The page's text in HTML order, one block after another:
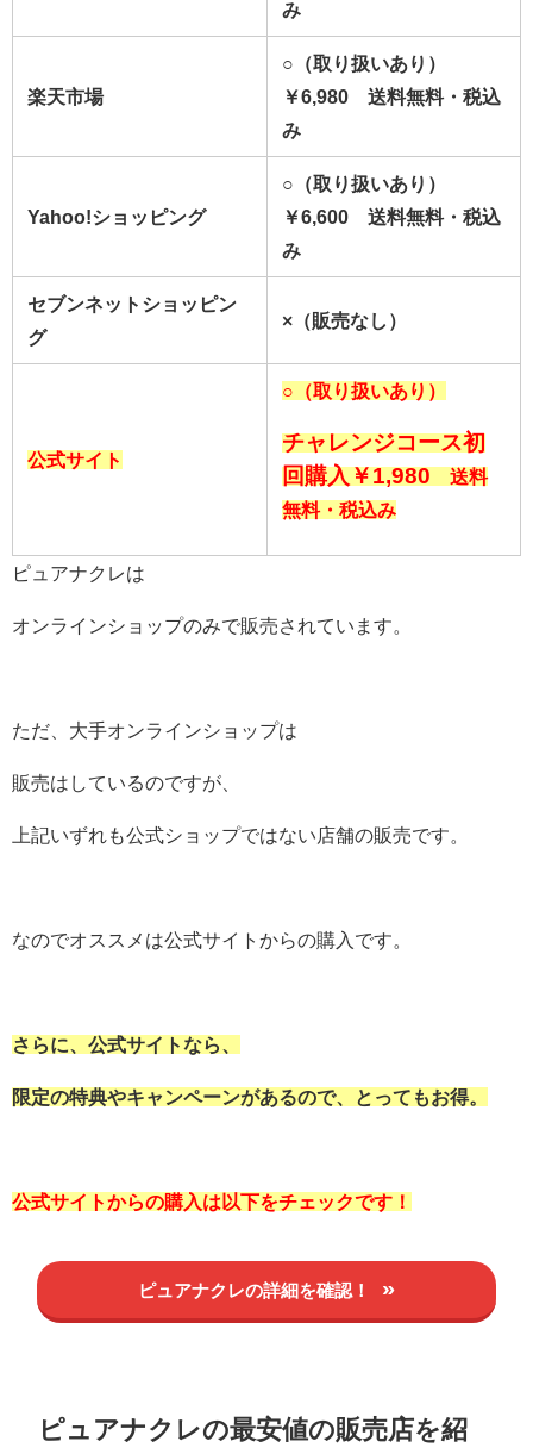
み
楽天市場
○（取り扱いあり）
￥6,980 送料無料・税込
み
Yahoo!ショッピング
○（取り扱いあり）
￥6,600 送料無料・税込
み
セブンネットショッピン
グ
×（販売なし）
公式サイト
○（取り扱いあり）
チャレンジコース初
回購入￥1,980 送料
無料・税込み
ピュアナクレは
オンラインショップのみで販売されています。
ただ、大手オンラインショップは
販売はしているのですが、
上記いずれも公式ショップではない店舗の販売です。
なのでオススメは公式サイトからの購入です。
さらに、公式サイトなら、
限定の特典やキャンペーンがあるので、とってもお得。
公式サイトからの購入は以下をチェックです！
ピュアナクレの詳細を確認！
ピュアナクレの最安値の販売店を紹